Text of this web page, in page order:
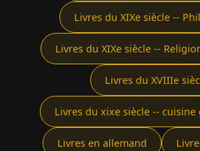
Livres du XIXe siècle --
Livres du XIXe siècle --
Livres du XVIIIe
Livres du xixe siècle --
Livres en allemand